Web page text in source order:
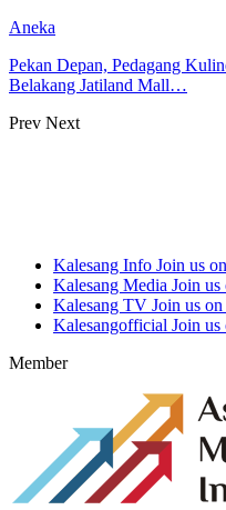
Aneka
Pekan Depan, Pedagang
Belakang Jatiland Mall…
Prev Next
Kalesang Info Join us
Kalesang Media Join
Kalesang TV Join us
Kalesangofficial Join us
Member